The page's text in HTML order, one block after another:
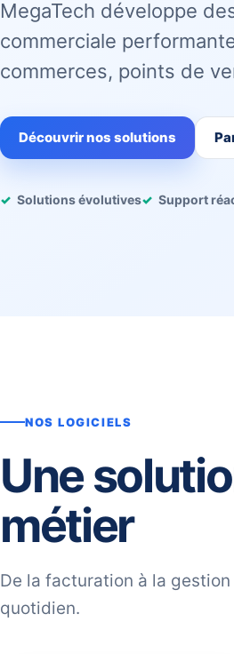
MegaTech développe
commerciale
commerces, points de
Découvrir nos solutions
Solutions évolutives Support
NOS LOGICIELS
Une
métier
De la facturation à la
quotidien.